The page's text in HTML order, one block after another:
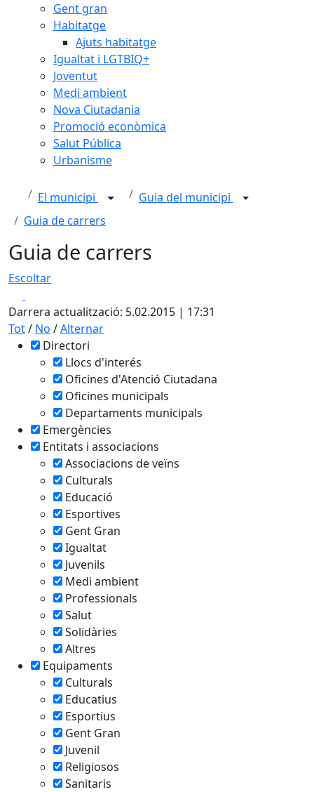
Gent gran
Habitatge
Ajuts habitatge
Igualtat i LGTBIQ+
Joventut
Medi ambient
Nova Ciutadania
Promoció econòmica
Salut Pública
Urbanisme
El municipi
Guia del municipi
Guia de carrers
Guia de carrers
+
−
Escoltar
Darrera actualització: 5.02.2015 | 17:31
Tot/ No /Alternar
Directori
Llocs d'interés
Oficines d'Atenció Ciutadana
Oficines municipals
Departaments municipals
Emergències
Entitats i associacions
Associacions de veïns
Culturals
Educació
Esportives
Gent Gran
Igualtat
Juvenils
Medi ambient
Professionals
Salut
Solidàries
Altres
Equipaments
Culturals
Educatius
Esportius
Gent Gran
Juvenil
Religiosos
Sanitaris